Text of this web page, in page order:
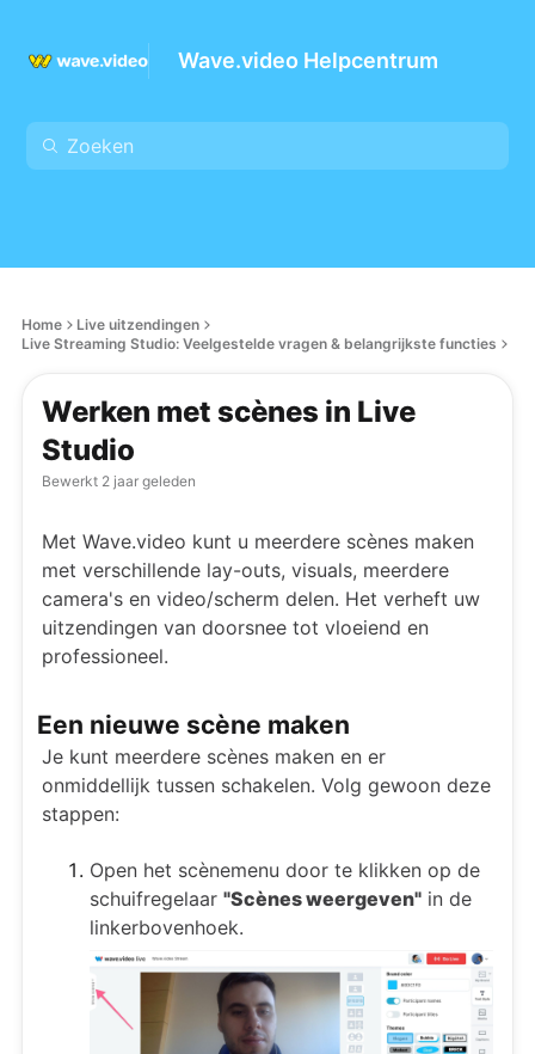
Wave.video Helpcentrum
Home
Live uitzendingen
Live Streaming Studio: Veelgestelde vragen & belangrijkste functies
Werken met scènes in Live
Studio
Bewerkt 2 jaar geleden
Met Wave.video kunt u meerdere scènes maken
met verschillende lay-outs, visuals, meerdere
camera's en video/scherm delen. Het verheft uw
uitzendingen van doorsnee tot vloeiend en
professioneel.
Een nieuwe scène maken
Je kunt meerdere scènes maken en er
onmiddellijk tussen schakelen. Volg gewoon deze
stappen:
Open het scènemenu door te klikken op de
schuifregelaar "Scènes weergeven" in de
linkerbovenhoek.